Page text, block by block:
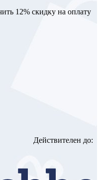
12% скидку на оплату
Действителен до: